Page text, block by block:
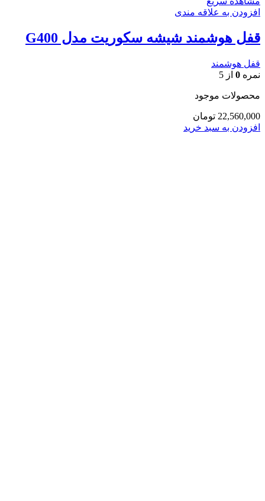
افزودن به علاقه مندی
قفل هوشمند شیشه سکوریت مدل G400
قفل هوشمند
نمره 0 از 5
محصولات موجود
22,560,000 تومان
افزودن به سبد خرید